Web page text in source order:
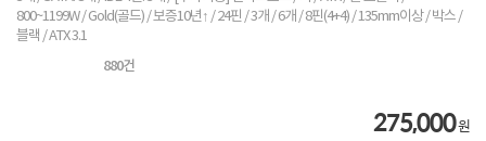
800~1199W / Gold(골드) / 보증10년↑ / 24핀 / 3개 / 6개 / 8핀(4+4) / 135mm이상 / 박스 /
블랙 / ATX 3.1
880건
275,000원